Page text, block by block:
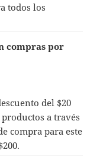
todos los
compras por
del $20
a través
compra para este